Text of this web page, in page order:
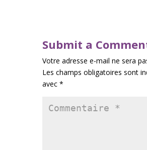
Submit a
Votre adresse e-mail ne sera
Les champs obligatoires sont
avec *